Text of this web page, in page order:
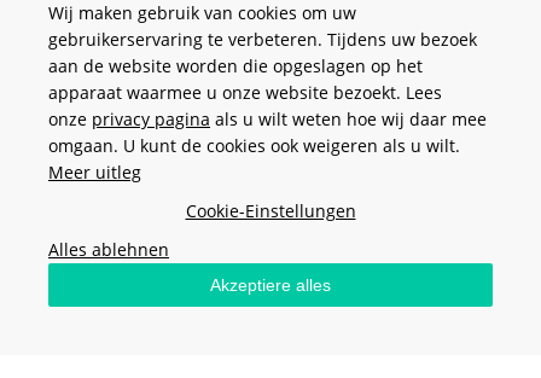
Social media
VEILIG EN MAKKELIJK
Wij maken gebruik van cookies om uw
gebruikerservaring te verbeteren. Tijdens uw bezoek
aan de website worden die opgeslagen op het
apparaat waarmee u onze website bezoekt. Lees
onze privacy pagina als u wilt weten hoe wij daar mee
omgaan. U kunt de cookies ook weigeren als u wilt.
Meer uitleg
Cookie-Einstellungen
Alles ablehnen
Akzeptiere alles